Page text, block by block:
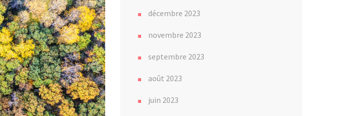
décembre 2023
novembre 2023
septembre 2023
août 2023
juin 2023